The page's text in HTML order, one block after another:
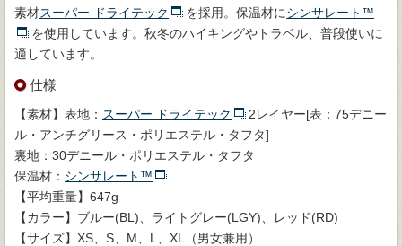
素材スーパー ドライテック を採用。保温材にシンサレート™
を使用しています。秋冬のハイキングやトラベル、普段使いに
適しています。
仕様
【素材】表地： スーパー ドライテック
2レイヤー[表：75デニー
ル・アンチグリース・ポリエステル・タフタ]
裏地：30デニール・ポリエステル・タフタ
保温材： シンサレート™
【平均重量】647g
【カラー】ブルー(BL)、ライトグレー(LGY)、レッド(RD)
【サイズ】XS、S、M、L、XL（男女兼用）